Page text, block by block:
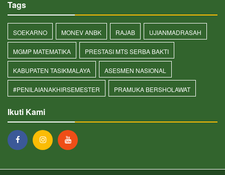
Tags
SOEKARNO MONEV ANBK RAJAB UJIANMADRASAH
MGMP MATEMATIKA PRESTASI MTS SERBA BAKTI
KABUPATEN TASIKMALAYA ASESMEN NASIONAL
#PENILAIANAKHIRSEMESTER PRAMUKA BERSHOLAWAT
Ikuti Kami